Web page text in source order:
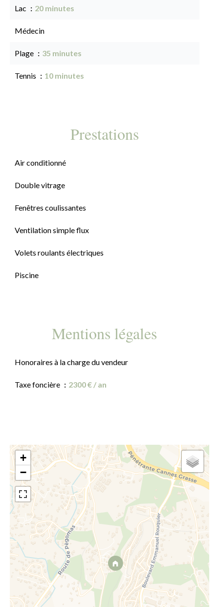
Lac 20 minutes
Médecin
Plage 35 minutes
Tennis 10 minutes
Prestations
Air conditionné
Double vitrage
Fenêtres coulissantes
Ventilation simple flux
Volets roulants électriques
Piscine
Mentions légales
Honoraires à la charge du vendeur
Taxe foncière 2300 € / an
+
−